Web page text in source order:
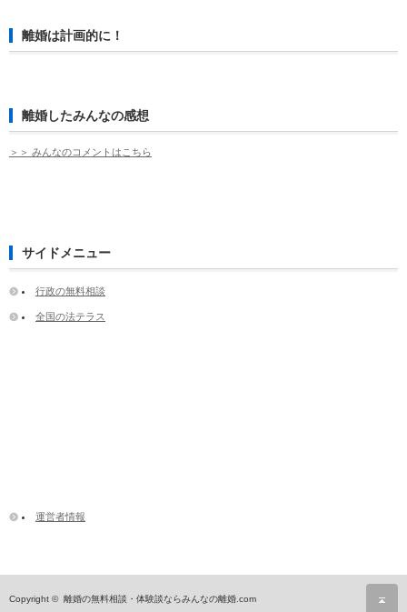
離婚は計画的に！
離婚したみんなの感想
＞＞ みんなのコメントはこちら
サイドメニュー
行政の無料相談
全国の法テラス
運営者情報
Copyright © 離婚の無料相談・体験談ならみんなの離婚.com